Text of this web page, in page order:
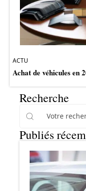
ACTU
Achat de véhicules en
Recherche
Publiés